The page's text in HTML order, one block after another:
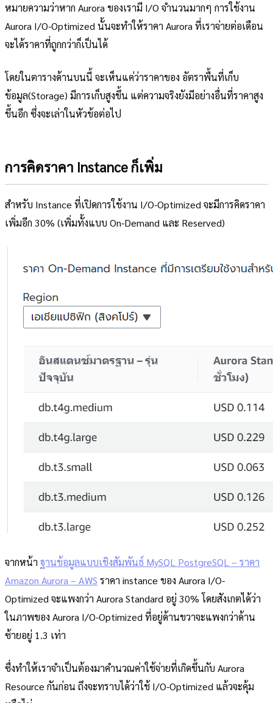
หมายความว่าหาก Aurora ของเรามี I/O จำนวนมากๆ การใช้งาน
Aurora I/O-Optimized นั้นจะทำให้ราคา Aurora ที่เราจ่ายต่อเดือน
จะได้ราคาที่ถูกกว่าก็เป็นได้
โดยในตารางด้านบนนี้ จะเห็นแค่ว่าราคาของ อัตราพื้นที่เก็บ
ข้อมูล(Storage) มีการเก็บสูงขึ้น แต่ความจริงยังมีอย่างอื่นที่ราคาสูง
ขึ้นอีก ซึ่งจะเล่าในหัวข้อต่อไป
การคิดราคา Instance ก็เพิ่ม
สำหรับ Instance ที่เปิดการใช้งาน I/O-Optimized จะมีการคิดราคา
เพิ่มอีก 30% (เพิ่มทั้งแบบ On-Demand และ Reserved)
จากหน้า ฐานข้อมูลแบบเชิงสัมพันธ์ MySQL PostgreSQL – ราคา
Amazon Aurora – AWS ราคา instance ของ Aurora I/O-
Optimized จะแพงกว่า Aurora Standard อยู่ 30% โดยสังเกตได้ว่า
ในภาพของ Aurora I/O-Optimized ที่อยู่ด้านขวาจะแพงกว่าด้าน
ซ้ายอยู่ 1.3 เท่า
ซื่งทำให้เราจำเป็นต้องมาคำนวณค่าใช้จ่ายที่เกิดขึ้นกับ Aurora
Resource กันก่อน ถึงจะทราบได้ว่าใช้ I/O-Optimized แล้วจะคุ้ม